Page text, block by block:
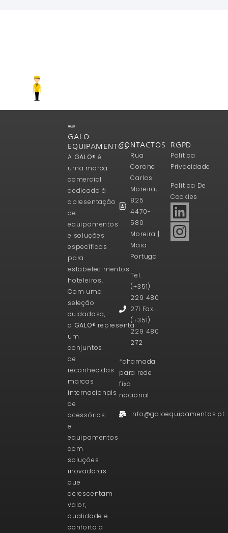
GALO
EQUIPAMENTOS
A GALO® é
uma marca
comercial
dedicada à
apresentação
de
equipamentos
e soluções
específicos
para
estabelecimentos
hoteleiros.
Com uma
seleção
cuidadosa,
a GALO® representa
um
conjuntos
de
reconhecidas
marcas
internacionais
de
acessórios
e
equipamentos
com
soluções
inovadoras
que
acrescentam
valor,
qualidade e
conforto a
CONTACTOS
Rua
Coronel
Carlos
Moreira,
825
4470-
580
Moreira |
Maia
Portugal
Tel.
(+351)
229 480
271 Fax.
(+351)
229 480
272
*chamada
para rede
fixa
nacional
info@galoequipamentos.pt
RGPD
Politica
Privacidade
Politica De
Cookies